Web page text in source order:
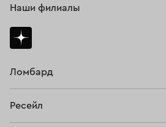
Ломбард
Ресейл
Наши филиалы